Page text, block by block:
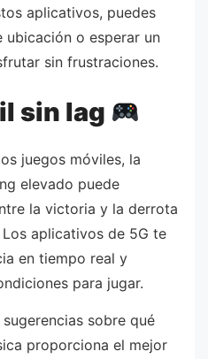
aplicativos, puedes
o esperar un
sin frustraciones.
sin lag
juegos móviles, la
elevado puede
la victoria y la derrota
aplicativos de 5G te
en tiempo real y
para jugar.
sobre qué
proporciona el mejor